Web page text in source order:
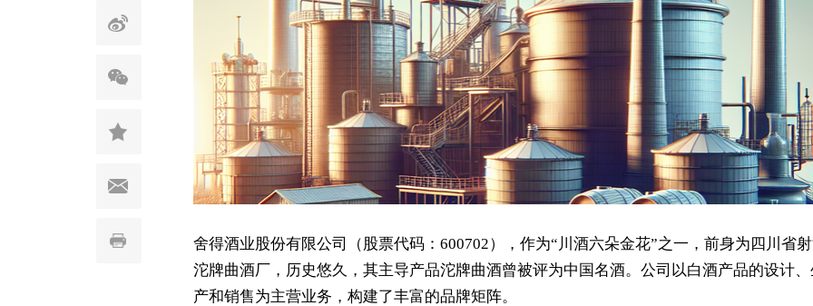
舍得酒业股份有限公司（股票代码：600702），作为“川酒六朵金花”之一，前身为四川省
沱牌曲酒厂，历史悠久，其主导产品沱牌曲酒曾被评为中国名酒。公司以白酒产品的设计
产和销售为主营业务，构建了丰富的品牌矩阵。